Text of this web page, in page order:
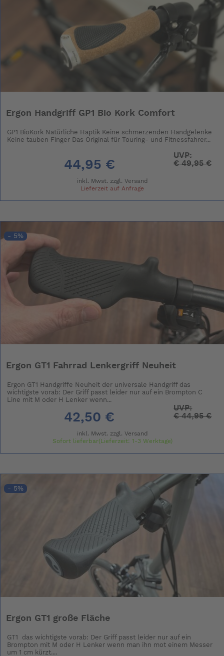
Ergon Handgriff GP1 Bio Kork Comfort
GP1 BioKork Natürliche Haptik Keine schmerzenden Handgelenke
Keine tauben Finger Das Original für Touring- und Fitnessfahrer...
44,95 €
UVP:
€49,95 €
inkl. Mwst. zzgl. Versand
Lieferzeit auf Anfrage
- 5%
Ergon GT1 Fahrrad Lenkergriff Neuheit
Ergon GT1 Handgriffe Neuheit der universale Handgriff das
wichtigste vorab: Der Griff passt leider nur auf ein Brompton C
Line mit M oder H Lenker wenn...
42,50 €
UVP:
€44,95 €
inkl. Mwst. zzgl. Versand
Sofort lieferbar(Lieferzeit: 1-3 Werktage)
- 5%
Ergon GT1 große Fläche
GT1 das wichtigste vorab: Der Griff passt leider nur auf ein
Brompton mit M oder H Lenker wenn man ihn mot einem Messer
um 1 cm kürzt....